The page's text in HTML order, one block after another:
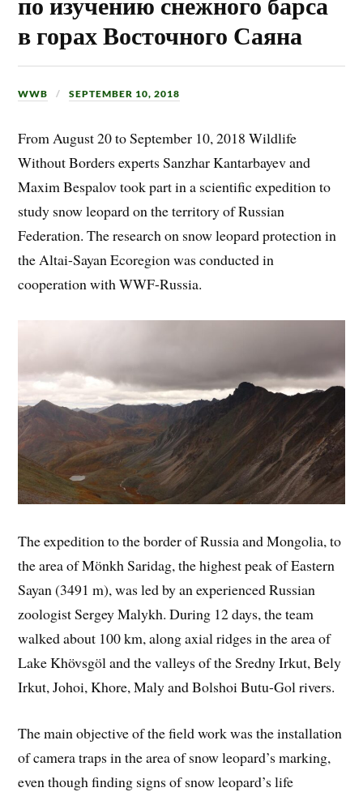
в горах Восточного Саяна
WWB SEPTEMBER 10, 2018
From August 20 to September 10, 2018 Wildlife
Without Borders experts Sanzhar Kantarbayev and
Maxim Bespalov took part in a scientific expedition to
study snow leopard on the territory of Russian
Federation. The research on snow leopard protection in
the Altai-Sayan Ecoregion was conducted in
cooperation with WWF-Russia.
The expedition to the border of Russia and Mongolia, to
the area of Mönkh Saridag, the highest peak of Eastern
Sayan (3491 m), was led by an experienced Russian
zoologist Sergey Malykh. During 12 days, the team
walked about 100 km, along axial ridges in the area of
Lake Khövsgöl and the valleys of the Sredny Irkut, Bely
Irkut, Johoi, Khore, Maly and Bolshoi Butu-Gol rivers.
The main objective of the field work was the installation
of camera traps in the area of snow leopard’s marking,
even though finding signs of snow leopard’s life